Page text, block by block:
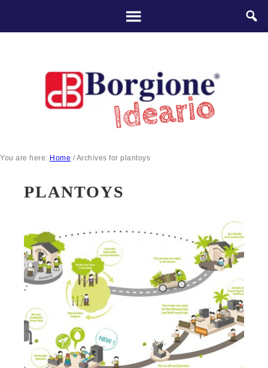
You are here: Home /Archives for plantoys
PLANTOYS